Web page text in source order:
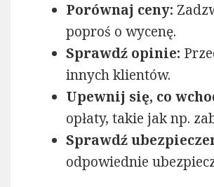
Porównaj ceny:
poproś o wycenę.
Sprawdź opinie:
innych klientów.
Upewnij się, co
opłaty, takie jak np.
Sprawdź
odpowiednie